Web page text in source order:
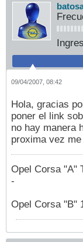
09/04/2007, 08:42
Hola, gracias
poner el link
no hay manera
proxima vez
Opel Corsa "A"
-
Opel Corsa "B"